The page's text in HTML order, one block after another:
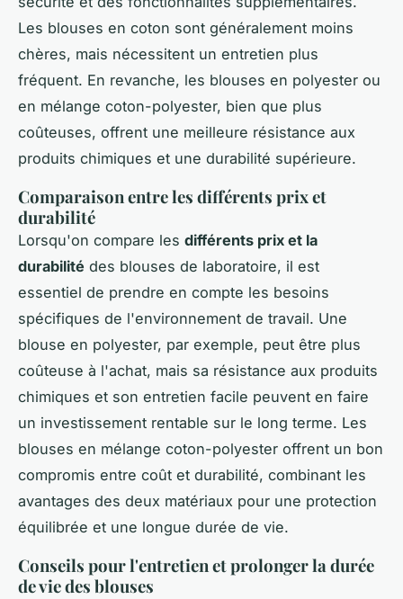
Les blouses en coton sont généralement moins
chères, mais nécessitent un entretien plus
fréquent. En revanche, les blouses en polyester ou
en mélange coton-polyester, bien que plus
coûteuses, offrent une meilleure résistance aux
produits chimiques et une durabilité supérieure.
Comparaison entre les différents prix et
durabilité
Lorsqu'on compare les différents prix et la
durabilité des blouses de laboratoire, il est
essentiel de prendre en compte les besoins
spécifiques de l'environnement de travail. Une
blouse en polyester, par exemple, peut être plus
coûteuse à l'achat, mais sa résistance aux produits
chimiques et son entretien facile peuvent en faire
un investissement rentable sur le long terme. Les
blouses en mélange coton-polyester offrent un bon
compromis entre coût et durabilité, combinant les
avantages des deux matériaux pour une protection
équilibrée et une longue durée de vie.
Conseils pour l'entretien et prolonger la durée
de vie des blouses